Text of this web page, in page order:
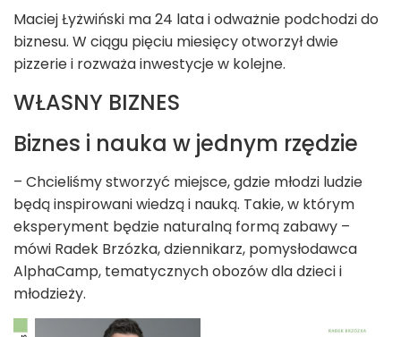
Maciej Łyżwiński ma 24 lata i odważnie podchodzi do
biznesu. W ciągu pięciu miesięcy otworzył dwie
pizzerie i rozważa inwestycje w kolejne.
WŁASNY BIZNES
Biznes i nauka w jednym rzędzie
– Chcieliśmy stworzyć miejsce, gdzie młodzi ludzie
będą inspirowani wiedzą i nauką. Takie, w którym
eksperyment będzie naturalną formą zabawy –
mówi Radek Brzózka, dziennikarz, pomysłodawca
AlphaCamp, tematycznych obozów dla dzieci i
młodzieży.